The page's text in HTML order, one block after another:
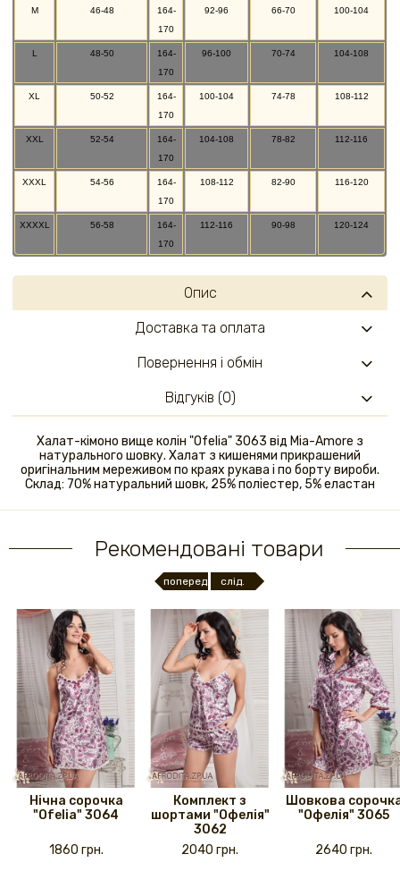
M 46-48
164-
170
92-96 66-70 100-104
L 48-50
164-
170
96-100 70-74 104-108
XL 50-52
164-
170
100-104 74-78 108-112
XXL 52-54
164-
170
104-108 78-82 112-116
XXXL 54-56
164-
170
108-112 82-90 116-120
XXXXL 56-58
164-
170
112-116 90-98 120-124
Опис
Халат-кімоно вище колін "Ofelia" 3063 від Mia-Amore з
натурального шовку. Халат з кишенями прикрашений
оригінальним мереживом по краях рукава і по борту вироби.
Склад: 70% натуральний шовк, 25% поліестер, 5% еластан
Доставка та оплата
Повернення і обмін
Відгуків (0)
Рекомендовані товари
поперед. слід.
Нічна сорочка
"Ofelia" 3064
1860 грн.
Комплект з
шортами "Офелія"
3062
2040 грн.
Шовкова
"Офелія" 3065
2640 грн.